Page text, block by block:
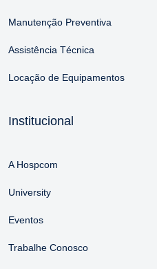
Manutenção Preventiva
Assistência Técnica
Locação de Equipamentos
Institucional
A Hospcom
University
Eventos
Trabalhe Conosco